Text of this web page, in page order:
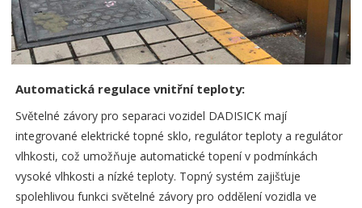
Automatická regulace vnitřní teploty:
Světelné závory pro separaci vozidel DADISICK mají
integrované elektrické topné sklo, regulátor teploty a regulátor
vlhkosti, což umožňuje automatické topení v podmínkách
vysoké vlhkosti a nízké teploty. Topný systém zajišťuje
spolehlivou funkci světelné závory pro oddělení vozidla ve